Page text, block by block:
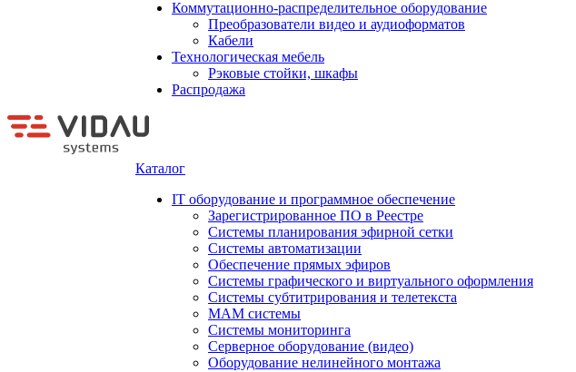
Коммутационно-распределительное оборудование
Преобразователи видео и аудиоформатов
Кабели
Технологическая мебель
Рэковые стойки, шкафы
Распродажа
Каталог
IT оборудование и программное обеспечение
Зарегистрированное ПО в Реестре
Системы планирования эфирной сетки
Системы автоматизации
Обеспечение прямых эфиров
Системы графического и виртуального оформления
Системы субтитрирования и телетекста
MAM системы
Системы мониторинга
Серверное оборудование (видео)
Оборудование нелинейного монтажа